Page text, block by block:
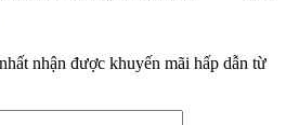
nhận được khuyến mãi hấp dẫn từ